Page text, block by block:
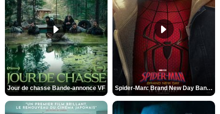
Jour de chasse Bande-annonce VF Spider-Man: Brand New Day Bande-annonce (3) VO STFR